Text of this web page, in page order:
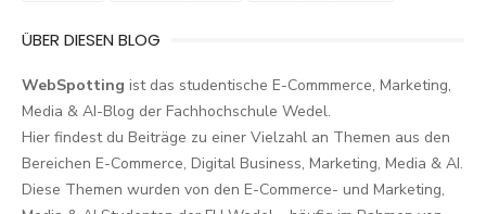
ÜBER DIESEN BLOG
WebSpotting ist das studentische E-Commmerce, Marketing,
Media & AI-Blog der Fachhochschule Wedel.
Hier findest du Beiträge zu einer Vielzahl an Themen aus den
Bereichen E-Commerce, Digital Business, Marketing, Media & AI.
Diese Themen wurden von den E-Commerce- und Marketing,